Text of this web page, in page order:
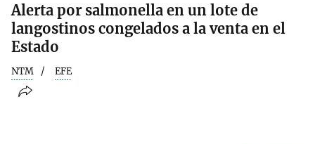
Alerta por salmonella en un lote de
langostinos congelados a la venta en el
Estado
NTM EFE